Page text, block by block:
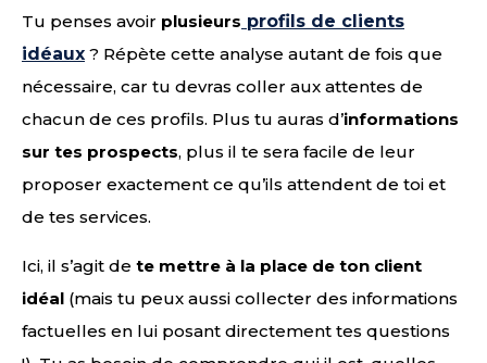
Tu penses avoir plusieurs profils de clients
idéaux ? Répète cette analyse autant de fois que
nécessaire, car tu devras coller aux attentes de
chacun de ces profils. Plus tu auras d’informations
sur tes prospects, plus il te sera facile de leur
proposer exactement ce qu’ils attendent de toi et
de tes services.
Ici, il s’agit de te mettre à la place de ton client
idéal (mais tu peux aussi collecter des informations
factuelles en lui posant directement tes questions